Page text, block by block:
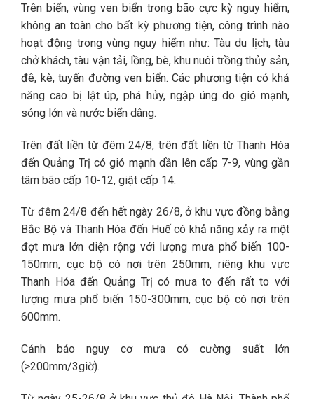
Trên biển, vùng ven biển trong bão cực kỳ nguy hiểm,
không an toàn cho bất kỳ phương tiện, công trình nào
hoạt động trong vùng nguy hiểm như: Tàu du lịch, tàu
chở khách, tàu vận tải, lồng, bè, khu nuôi trồng thủy sản,
đê, kè, tuyến đường ven biển. Các phương tiện có khả
năng cao bị lật úp, phá hủy, ngập úng do gió mạnh,
sóng lớn và nước biển dâng.
Trên đất liền từ đêm 24/8, trên đất liền từ Thanh Hóa
đến Quảng Trị có gió mạnh dần lên cấp 7-9, vùng gần
tâm bão cấp 10-12, giật cấp 14.
Từ đêm 24/8 đến hết ngày 26/8, ở khu vực đồng bằng
Bắc Bộ và Thanh Hóa đến Huế có khả năng xảy ra một
đợt mưa lớn diện rộng với lượng mưa phổ biến 100-
150mm, cục bộ có nơi trên 250mm, riêng khu vực
Thanh Hóa đến Quảng Trị có mưa to đến rất to với
lượng mưa phổ biến 150-300mm, cục bộ có nơi trên
600mm.
Cảnh báo nguy cơ mưa có cường suất lớn
(>200mm/3giờ).